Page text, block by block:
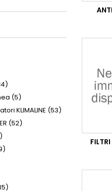
(5)
KLIMALINE (53)
(52)
e compatti